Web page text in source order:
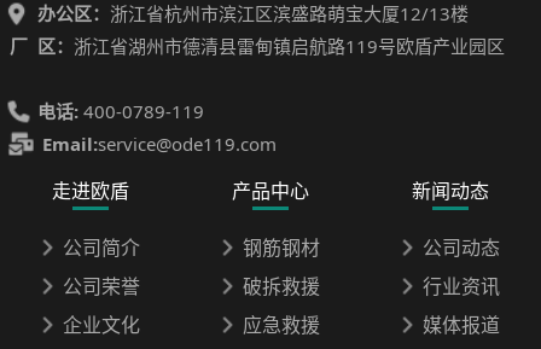
办公区： 浙江省杭州市滨江区滨盛路萌宝大厦12/13楼
厂 区： 浙江省湖州市德清县雷甸镇启航路119号欧盾产业园区
电话: 400-0789-119
Email:service@ode119.com
走进欧盾
公司简介
公司荣誉
企业文化
产品中心
钢筋钢材
破拆救援
应急救援
新闻动态
公司动态
行业资讯
媒体报道